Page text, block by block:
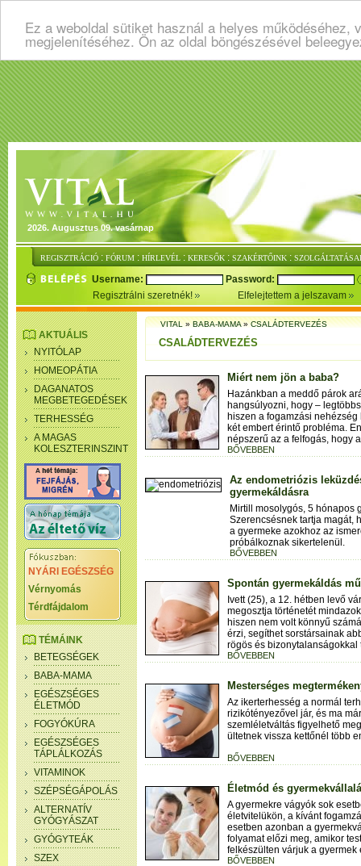
Ez a weboldal sütiket használ a helyes
megjelenítéséhez. Ön az oldal böngészésével
2026. Augusztus 09. vasárnap
REGISZTRÁCIÓ : FÓRUM : HÍRLEVÉL : KERESŐK : SZAKÉRTŐINK :
Username:
Password:
Regisztrálni szeretnék!
Elfelejtettem a jelszavam
AKTUÁLIS
NYITÓLAP
HOMEOPÁTIA
DAGANATOS
MEGBETEGEDÉSEK
TERHESSÉG
A MAGAS
KOLESZTERINSZINT
NYÁRI EGÉSZSÉG
Vérnyomás
Térdfájdalom
TÉMÁINK
BETEGSÉGEK
BABA-MAMA
EGÉSZSÉGES
ÉLETMÓD
FOGYÓKÚRA
EGÉSZSÉGES
TÁPLÁLKOZÁS
VITAMINOK
SZÉPSÉGÁPOLÁS
ALTERNATÍV
GYÓGYÁSZAT
GYÓGYTEÁK
SZEX
VITAL»BABA-MAMA»CSALÁDTERVEZÉS
CSALÁDTERVEZÉS
Miért nem jön a baba?
Hazánkban a meddő párok
hangsúlyozni, hogy –
hiszen a fogamzási
két embert érintő probléma.
népszerű az a felfogás, hogy
BŐVEBBEN
Az endometriózis
gyermekáldásra
Mirtill mosolygós, 5 hónapos
Szerencsésnek tartja magát,
a gyermeke azokhoz az
próbálkoznak sikertelenül.
BŐVEBBEN
Spontán gyermekáldás
Ivett (25), a 12. hétben levő
megosztja történetét
hiszen nem volt könnyű
érzi, segíthet sorstársainak
rögös és bizonytalanságokkal
BŐVEBBEN
Mesterséges
Az ikerterhesség a normál
rizikótényezővel jár, és ma
szemléletváltás figyelhető
ültetnek vissza kettőnél több
BŐVEBBEN
Életmód és
A gyermekre vágyók sok
életvitelükön, a kívánt
esetben azonban a
folyamat előzi meg, amikor
felkészülten várjuk a gyermek
BŐVEBBEN